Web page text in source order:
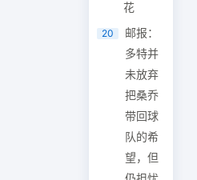
花
20
邮报：
多特并
未放弃
把桑乔
带回球
队的希
望，但